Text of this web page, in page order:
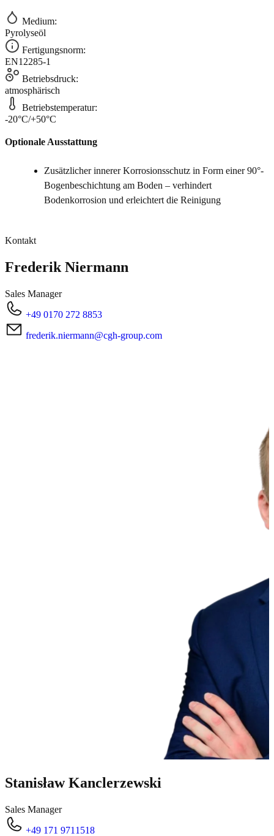
Medium:
Pyrolyseöl
Fertigungsnorm:
EN12285-1
Betriebsdruck:
atmosphärisch
Betriebstemperatur:
-20°C/+50°C
Optionale Ausstattung
Zusätzlicher innerer Korrosionsschutz in Form einer 90°-
Bogenbeschichtung am Boden – verhindert
Bodenkorrosion und erleichtert die Reinigung
Kontakt
Frederik Niermann
Sales Manager
+49 0170 272 8853
frederik.niermann@cgh-group.com
Stanisław Kanclerzewski
Sales Manager
+49 171 9711518